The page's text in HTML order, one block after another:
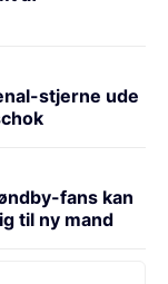
stjerne ude
fans kan
til ny mand